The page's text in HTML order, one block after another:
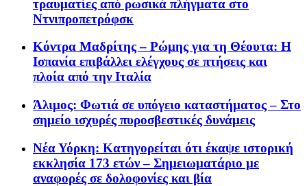
τραυματίες από ρωσικά πλήγματα στο
Ντνιπροπετρόφσκ
Κόντρα Μαδρίτης – Ρώμης για τη Θέουτα: Η
Ισπανία επιβάλλει ελέγχους σε πτήσεις και
πλοία από την Ιταλία
Άλιμος: Φωτιά σε υπόγειο καταστήματος – Στο
σημείο ισχυρές πυροσβεστικές δυνάμεις
Νέα Υόρκη: Κατηγορείται ότι έκαψε ιστορική
εκκλησία 173 ετών – Σημειωματάριο με
αναφορές σε δολοφονίες και βία